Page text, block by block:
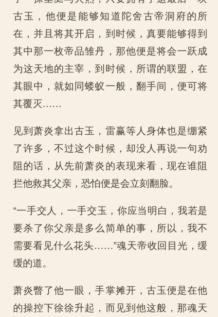
古玉，他便是能够知道陀舍古帝洞府的所
在，并且将其开启，到时候，真要能够得到
其中那一枚帝品雏丹，那他便是将会一跃成
为这天地的主宰，到时候，所谓的联盟，在
其眼中，就如同蝼蚁一般，翻手间，便可将
其覆灭……
见到萧炎拿出古玉，雷赢等人身体也是绷紧
了许多，不过这个时候，却没人再说一句劝
阻的话，从先前萧炎的表现来看，现在谁阻
拦他救其父亲，恐怕便是会立刻翻脸。
“一手交人，一手交玉，你应当明白，我若是
要杀了你父亲是多么简单的事，所以，我不
需要看见什么花头……”魂天帝收回目光，缓
缓的道。
萧炎瞥了他一眼，手掌摊开，古玉便是在他
的操控下徐徐升起，而见到他这般，那魂天